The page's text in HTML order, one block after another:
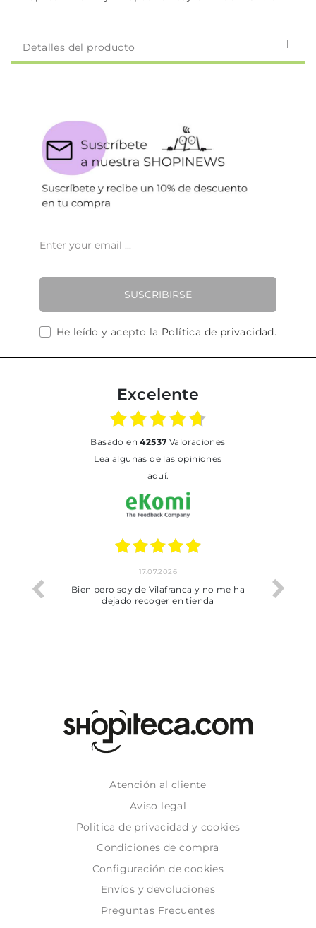
Detalles del producto
SUSCRIBIRSE
He leído y acepto la Política de privacidad.
Excelente
basado en42537 Valoraciones
Lea algunas de las opiniones
aquí.
Bien pero soy de Vilafranca y no me ha
dejado recoger en tienda
Atención al cliente
Aviso legal
Politica de privacidad y cookies
Condiciones de compra
Configuración de cookies
Envíos y devoluciones
Preguntas Frecuentes